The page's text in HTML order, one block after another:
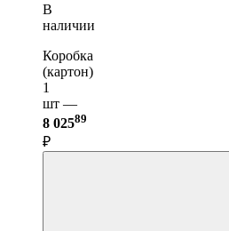
В
наличии
Коробка
(картон)
1
шт —
8 02589
₽